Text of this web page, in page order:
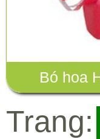
Bó hoa
Trang: